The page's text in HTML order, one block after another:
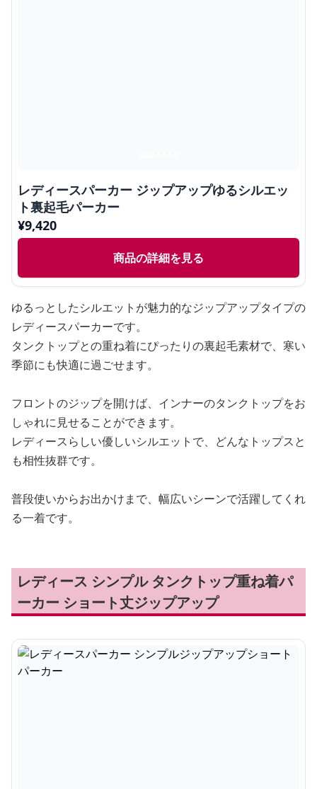
レディースパーカー ジップアップゆるシルエッ
ト裏起毛パーカー
¥9,420
商品の詳細を見る
ゆるっとしたシルエットが魅力的なジップアップタイプの
レディースパーカーです。
タンクトップとの重ね着にぴったりの裏起毛素材で、寒い
季節にも快適に過ごせます。
フロントのジップを開けば、インナーのタンクトップをお
しゃれに見せることができます。
レディースらしい優しいシルエットで、どんなトップスと
も相性抜群です。
普段使いからお出かけまで、幅広いシーンで活躍してくれ
る一着です。
レディース シンプル タンクトップ重ね着パ
ーカー ショート丈ジップアップ